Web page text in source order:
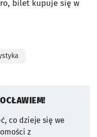
bilet kupuje się w
co dzieje się we
z